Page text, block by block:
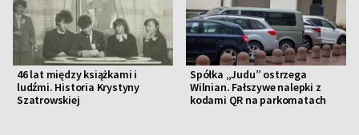
46 lat między książkami i
ludźmi. Historia Krystyny
Szatrowskiej
Spółka „Judu” ostrzega
Wilnian. Fałszywe nalepki z
kodami QR na parkomatach